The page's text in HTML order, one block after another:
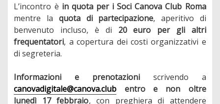
L’incontro è in quota per i Soci Canova Club Roma
mentre la quota di partecipazione, aperitivo di
benvenuto incluso, è di 20 euro per gli altri
frequentatori, a copertura dei costi organizzativi e
di segreteria.
Informazioni e prenotazioni scrivendo a
canovadigitale@canova.club
entro e non oltre
lunedì 17 febbraio, con preghiera di attendere